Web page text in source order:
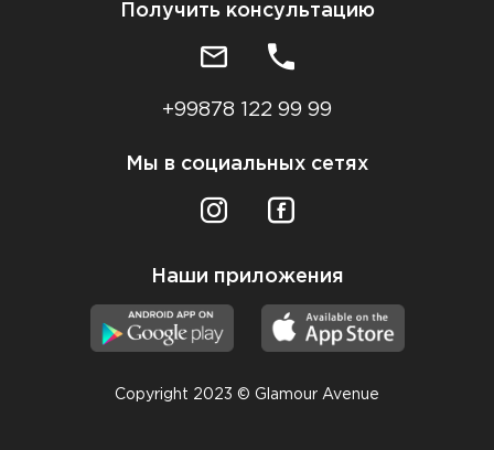
Получить консультацию
+99878 122 99 99
Мы в социальных сетях
Наши приложения
Copyright 2023 © Glamour Avenue